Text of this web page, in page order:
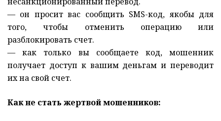
— он просит вас сообщить SMS-код, якобы для
того, чтобы отменить операцию или
разблокировать счет.
— как только вы сообщаете код, мошенник
получает доступ к вашим деньгам и переводит
их на свой счет.
Как не стать жертвой мошенников: